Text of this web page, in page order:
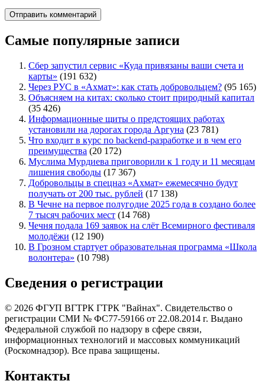
Самые популярные записи
Сбер запустил сервис «Куда привязаны ваши счета и
карты» (191 632)
Через РУС в «Ахмат»: как стать добровольцем? (95 165)
Объясняем на китах: сколько стоит природный капитал
(35 426)
Информационные щиты о предстоящих работах
установили на дорогах города Аргуна (23 781)
Что входит в курс по backend-разработке и в чем его
преимущества (20 172)
Муслима Мурдиева приговорили к 1 году и 11 месяцам
лишения свободы (17 367)
Добровольцы в спецназ «Ахмат» ежемесячно будут
получать от 200 тыс. рублей (17 138)
В Чечне на первое полугодие 2025 года в создано более
7 тысяч рабочих мест (14 768)
Чечня подала 169 заявок на слёт Всемирного фестиваля
молодёжи (12 190)
В Грозном стартует образовательная программа «Школа
волонтера» (10 798)
Сведения о регистрации
© 2026 ФГУП ВГТРК ГТРК "Вайнах". Свидетельство о
регистрации СМИ № ФС77-59166 от 22.08.2014 г. Выдано
Федеральной службой по надзору в сфере связи,
информационных технологий и массовых коммуникаций
(Роскомнадзор). Все права защищены.
Контакты